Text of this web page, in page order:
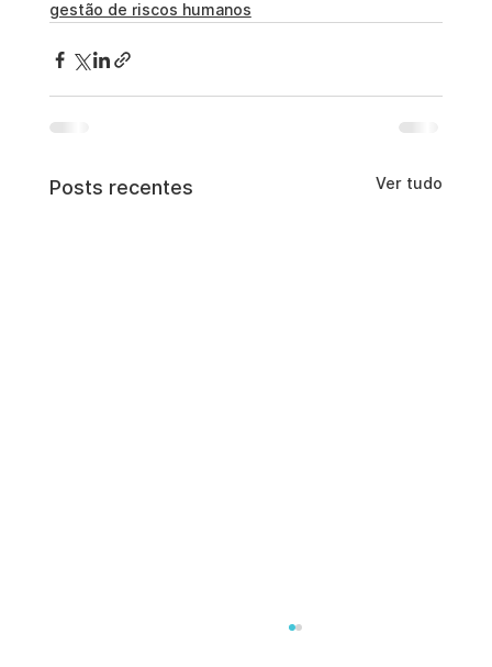
gestão de riscos humanos
Posts recentes Ver tudo